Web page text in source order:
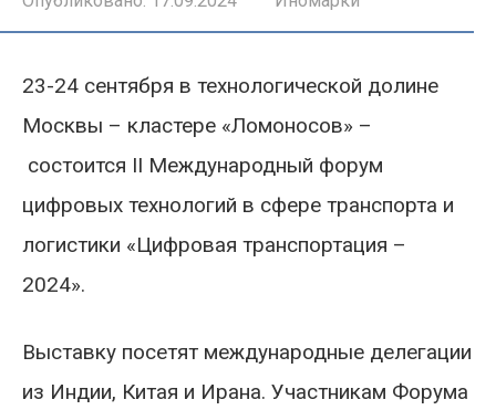
23-24 сентября в технологической долине
Москвы – кластере «Ломоносов» –
состоится II Международный форум
цифровых технологий в сфере транспорта и
логистики «Цифровая транспортация –
2024».
Выставку посетят международные делегации
из Индии, Китая и Ирана. Участникам Форума